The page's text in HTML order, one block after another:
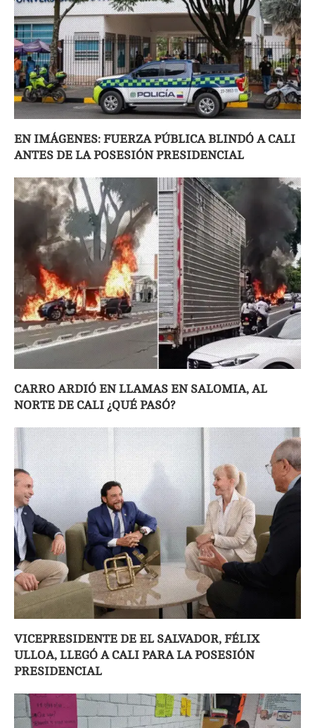
EN IMÁGENES: FUERZA PÚBLICA BLINDÓ A CALI
ANTES DE LA POSESIÓN PRESIDENCIAL
CARRO ARDIÓ EN LLAMAS EN SALOMIA, AL
NORTE DE CALI ¿QUÉ PASÓ?
VICEPRESIDENTE DE EL SALVADOR, FÉLIX
ULLOA, LLEGÓ A CALI PARA LA POSESIÓN
PRESIDENCIAL